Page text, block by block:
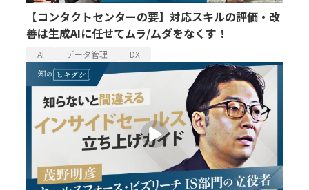
【コンタクトセンターの要】対応スキルの評価・改
善は生成AIに任せてムラ/ムダをなくす！
AI データ管理 DX